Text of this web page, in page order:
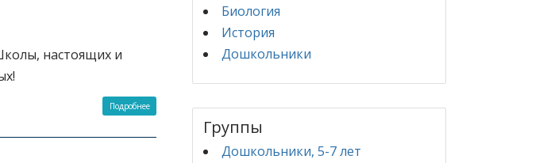
настоящих и
Подробнее
Биология
История
Дошкольники
Группы
Дошкольники, 5-7 лет